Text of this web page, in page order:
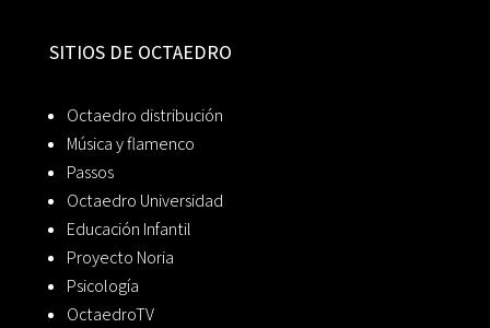
SITIOS DE OCTAEDRO
Octaedro distribución
Música y flamenco
Passos
Octaedro Universidad
Educación Infantil
Proyecto Noria
Psicología
OctaedroTV